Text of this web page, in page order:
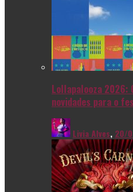
Lollapalooza 2026:
novidades para o
Livia Alves, 20/